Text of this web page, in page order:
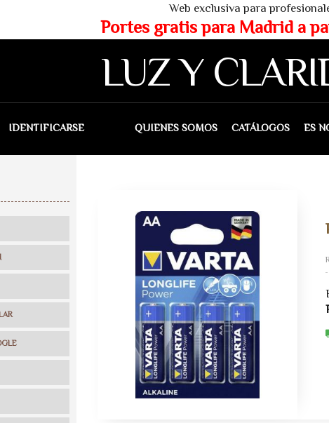
- Teléfono.: 91 841
Madrid a partir de 75€ y de
LUZ Y
IDENTIFICARSE QUIENES SOMOS CATÁLOGOS ES